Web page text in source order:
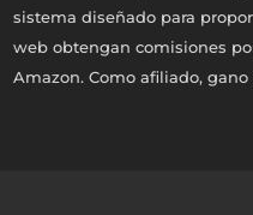
sistema diseñado para
web obtengan comisiones
Amazon. Como afiliado,